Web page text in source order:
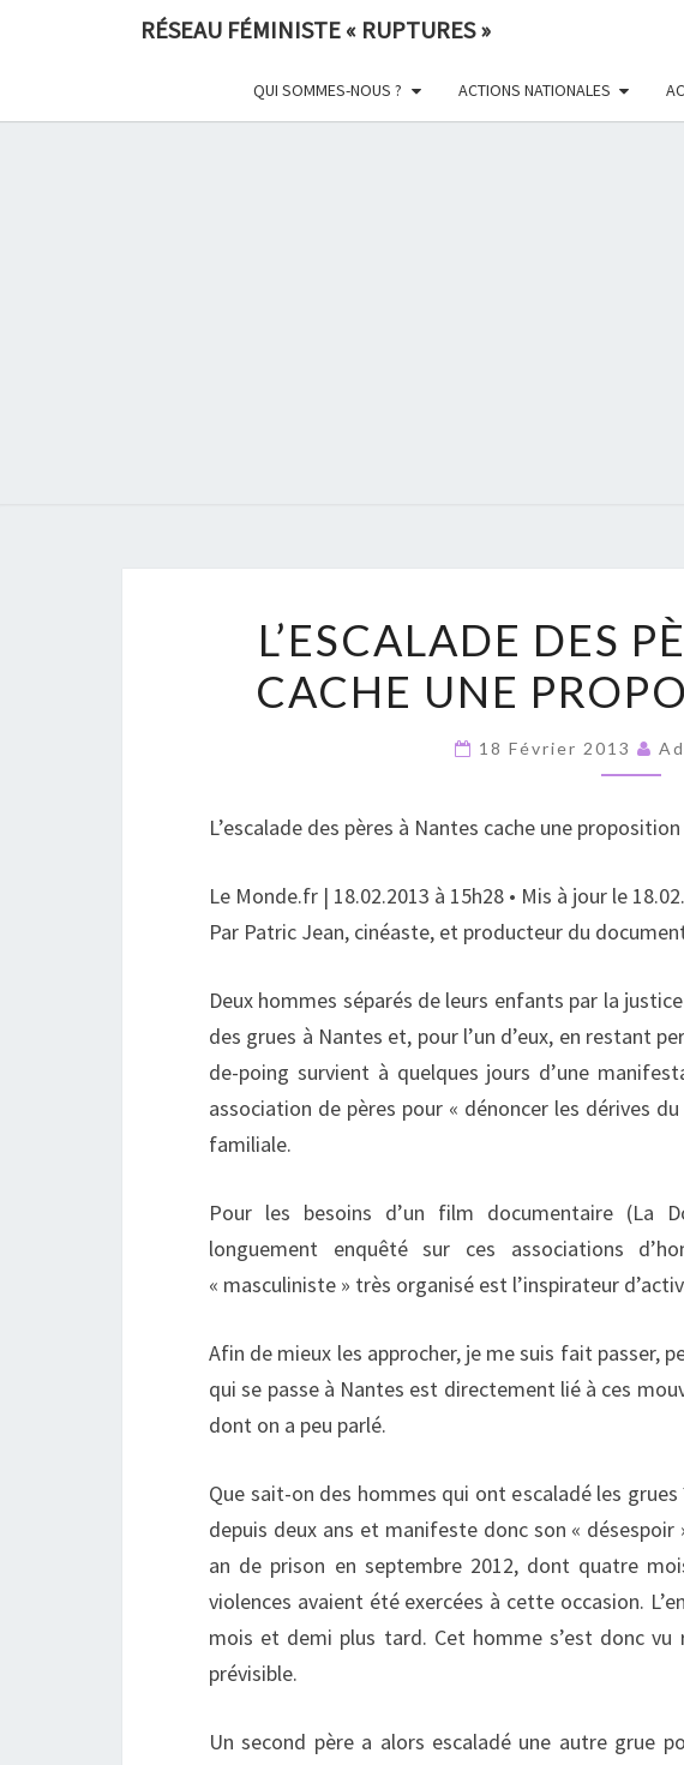
RÉSEAU FÉMINISTE « RUPTURES »
QUI SOMMES-NOUS ? ACTIONS NATIONALES
DES
À
UNE
DE
LOI
L’ESCALADE DES
CACHE UNE
18 Février 2013
L’escalade des pères à Nantes cache une
Le Monde.fr | 18.02.2013 à 15h28 • Mis à jour le
Par Patric Jean, cinéaste, et producteur du
Deux hommes séparés de leurs enfants par la
des grues à Nantes et, pour l’un d’eux, en restant
de-poing survient à quelques jours d’une
association de pères pour « dénoncer les dérives
familiale.
Pour les besoins d’un film documentaire (La
longuement enquêté sur ces associations
« masculiniste » très organisé est l’inspirateur
Afin de mieux les approcher, je me suis fait passer,
qui se passe à Nantes est directement lié à ces
dont on a peu parlé.
Que sait-on des hommes qui ont escaladé les
depuis deux ans et manifeste donc son «
an de prison en septembre 2012, dont quatre
violences avaient été exercées à cette occasion.
mois et demi plus tard. Cet homme s’est donc
prévisible.
Un second père a alors escaladé une autre grue